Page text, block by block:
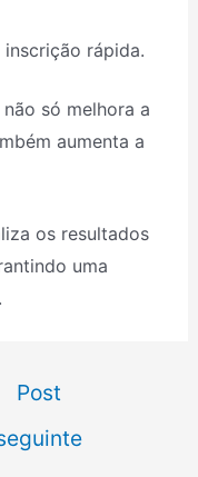
rápida.
só melhora a
aumenta a
os resultados
uma
Post